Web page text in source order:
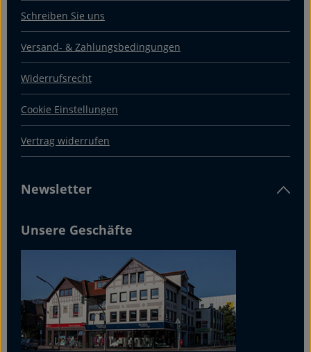
Schreiben Sie uns
Versand- & Zahlungsbedingungen
Widerrufsrecht
Cookie Einstellungen
Vertrag widerrufen
Newsletter
Unsere Geschäfte